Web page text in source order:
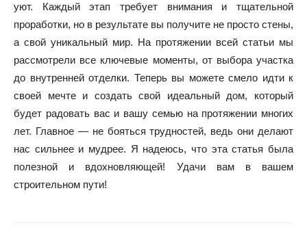
уют. Каждый этап требует внимания и тщательной
проработки, но в результате вы получите не просто стены,
а свой уникальный мир. На протяжении всей статьи мы
рассмотрели все ключевые моменты, от выбора участка
до внутренней отделки. Теперь вы можете смело идти к
своей мечте и создать свой идеальный дом, который
будет радовать вас и вашу семью на протяжении многих
лет. Главное — не бояться трудностей, ведь они делают
нас сильнее и мудрее. Я надеюсь, что эта статья была
полезной и вдохновляющей! Удачи вам в вашем
строительном пути!